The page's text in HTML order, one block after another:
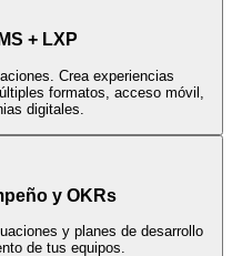
+ LXP
Crea experiencias
formatos, acceso móvil,
digitales.
y OKRs
y planes de desarrollo
de tus equipos.